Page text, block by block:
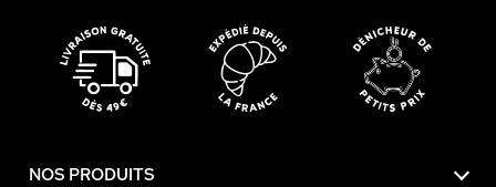
NOS PRODUITS